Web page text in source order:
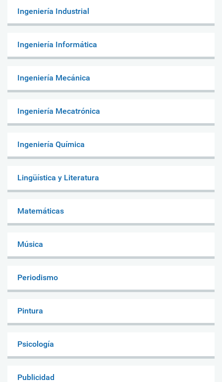
Ingeniería Industrial
Ingeniería Informática
Ingeniería Mecánica
Ingeniería Mecatrónica
Ingeniería Química
Lingüística y Literatura
Matemáticas
Música
Periodismo
Pintura
Psicología
Publicidad